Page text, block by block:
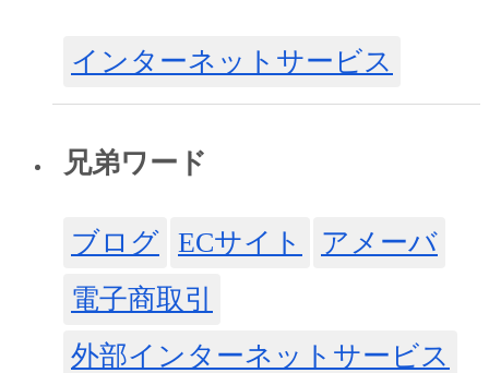
インターネットサービス
兄弟ワード
ブログ ECサイト
アメーバ
電子商取引
外部インターネットサービス